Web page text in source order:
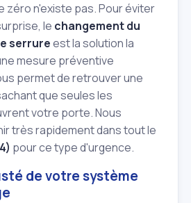
zéro n'existe pas. Pour éviter
le changement du
serrureest la solution la
mesure préventive
permet de retrouver une
que seules les
votre porte. Nous
très rapidement dans tout le
pour ce type d'urgence.
de votre système